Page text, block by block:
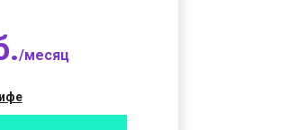
/месяц